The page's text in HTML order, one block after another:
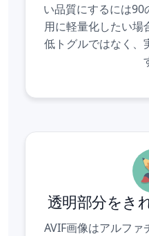
い品質にするには
用に軽量化したい場
低トグルではなく、
透明部分をき
AVIF画像はアルファ